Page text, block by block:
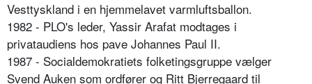
Vesttyskland i en hjemmelavet varmluftsballon.
1982 - PLO's leder, Yassir Arafat modtages i
privataudiens hos pave Johannes Paul II.
1987 - Socialdemokratiets folketingsgruppe vælger
Svend Auken som ordfører og Ritt Bjerregaard til